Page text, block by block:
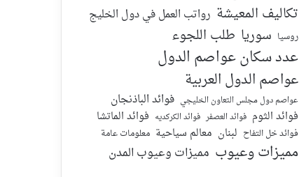
تكاليف المعيشة رواتب العمل في دول الخليج
روسيا سوريا طلب اللجوء
عدد سكان عواصم الدول
عواصم الدول العربية
عواصم دول مجلس التعاون الخليجي فوائد الباذنجان
فوائد الثوم فوائد العصفر فوائد الكركديه فوائد الماتشا
فوائد خل التفاح لبنان معالم سياحية معلومات عامة
مميزات وعيوب مميزات وعيوب المدن